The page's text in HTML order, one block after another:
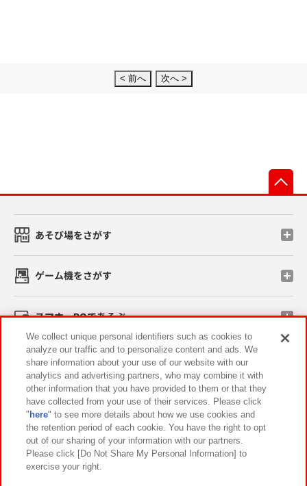
< 前へ 次へ >
あそび場をさがす
ゲーム機をさがす
スマホ・PCであそぶ
イベント・キャンペーン
関連会社 サステナビリティ サイトポリシー
プライバシーポリシー ウェブアクセシビリティ方針と検証結果
お取引先さまとともに
We collect unique personal identifiers such as cookies to
analyze our traffic and to personalize content and ads. We
share information about your use of our website with our
analytics and advertising partners, who may combine it with
other information that you have provided to them or that they
have collected from your use of their services. Please click
" here" to see more details about how we use cookies and
the retention period of each cookie. You have the right to opt
out of our sharing of your information with our partners.
Please click [Do Not Share My Personal Information] to
exercise your right.